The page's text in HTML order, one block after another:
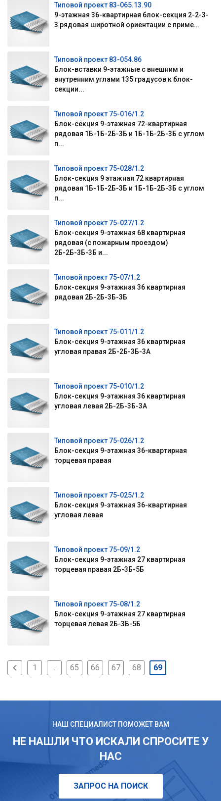
Типовой проект 83-065.13.90
9-этажная 36-квартирная блок-секция 2-2-3-
3 рядовая широтной ориентации с приме...
Типовой проект 83-054.86
Блок-вставки 9-этажные с внешним и
внутренним углами 135 градусов к блок-
секции...
Типовой проект 75-016/1.2
Блок-секция 9-этажная 72-квартирная
рядовая 1Б-1Б-2Б-3Б и 1Б-1Б-2Б-3Б с углом
п...
Типовой проект 75-028/1.2
Блок-секция 9 этажная 72 квартирная
рядовая 1Б-1Б-2Б-3Б и 1Б-1Б-2Б-3Б с углом
п...
Типовой проект 75-027/1.2
Блок-секция 9-этажная 68 квартирная
рядовая (с пожарным проездом)
2Б-2Б-3Б-3Б и...
Типовой проект 75-07/1.2
Блок-секция 9-этажная 36 квартирная
рядовая 2Б-2Б-3Б-3Б
Типовой проект 75-011/1.2
Блок-секция 9-этажная 36 квартирная
угловая правая 2Б-2Б-3Б-3А
Типовой проект 75-010/1.2
Блок-секция 9-этажная 36 квартирная
угловая левая 2Б-2Б-3Б-3А
Типовой проект 75-026/1.2
Блок-секция 9-этажная 36-квартирная
торцевая правая
Типовой проект 75-025/1.2
Блок-секция 9-этажная 36-квартирная
угловая левая
Типовой проект 75-09/1.2
Блок-секция 9-этажная 27 квартирная
торцевая правая 2Б-3Б-5Б
Типовой проект 75-08/1.2
Блок-секция 9-этажная 27 квартирная
торцевая левая 2Б-3Б-5Б
1 ... 65 66 67 68 69
НАШ СПЕЦИАЛИСТ ПОМОЖЕТ ВАМ
НЕ НАШЛИ ЧТО ИСКАЛИ СПРОСИТЕ У
НАС
ЗАПРОС НА ПОИСК